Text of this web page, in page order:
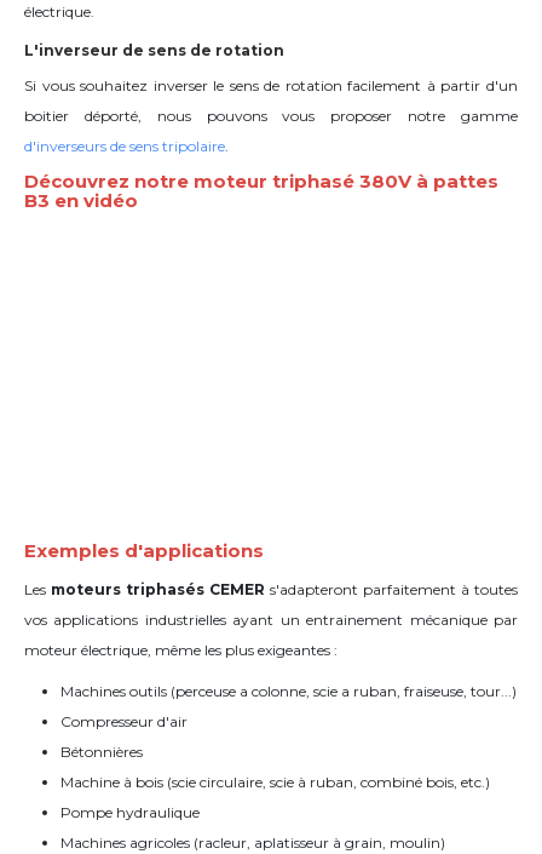
électrique.
L'inverseur de sens de rotation
Si vous souhaitez inverser le sens de rotation facilement à partir d'un
boitier déporté, nous pouvons vous proposer notre gamme
d'inverseurs de sens tripolaire.
Découvrez notre moteur triphasé 380V à pattes
B3 en vidéo
Exemples d'applications
Les moteurs triphasés CEMER s'adapteront parfaitement à toutes
vos applications industrielles ayant un entrainement mécanique par
moteur électrique, même les plus exigeantes :
Machines outils (perceuse a colonne, scie a ruban, fraiseuse, tour...)
Compresseur d'air
Bétonnières
Machine à bois (scie circulaire, scie à ruban, combiné bois, etc.)
Pompe hydraulique
Machines agricoles (racleur, aplatisseur à grain, moulin)